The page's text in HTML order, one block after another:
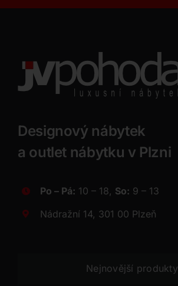
Designový nábytek
a outlet nábytku v Plzni
Po – Pá: 10 – 18, So: 9 – 13
Nádražní 14, 301 00 Plzeň
Nejnovější produkty